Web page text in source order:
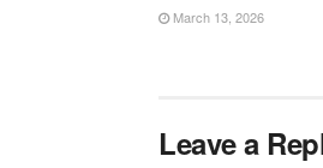
March 13, 2026
Leave a